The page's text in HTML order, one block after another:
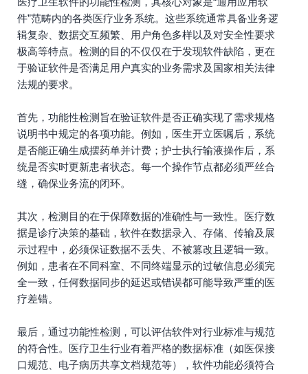
件”范畴内的各类医疗业务系统。这些系统通常具备业务逻
辑复杂、数据交互频繁、用户角色多样以及对安全性要求
极高等特点。检测的目的不仅仅在于发现软件缺陷，更在
于验证软件是否满足用户真实的业务需求及国家相关法律
法规的要求。
首先，功能性检测旨在验证软件是否正确实现了需求规格
说明书中规定的各项功能。例如，医生开立医嘱后，系统
是否能正确生成摆药单并计费；护士执行输液操作后，系
统是否实时更新患者状态。每一个操作节点都必须严丝合
缝，确保业务流的闭环。
其次，检测目的在于保障数据的准确性与一致性。医疗数
据是诊疗决策的基础，软件在数据录入、存储、传输及展
示过程中，必须保证数据不丢失、不被篡改且逻辑一致。
例如，患者在不同科室、不同终端显示的过敏信息必须完
全一致，任何数据同步的延迟或错误都可能导致严重的医
疗差错。
最后，通过功能性检测，可以评估软件对行业标准与规范
的符合性。医疗卫生行业有着严格的数据标准（如医保接
口规范、电子病历共享文档规范等），软件功能必须符合